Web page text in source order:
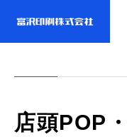
企業情報
店頭POP